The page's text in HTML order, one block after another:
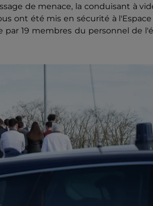
de menace, la conduisant à
ont été mis en sécurité à
par 19 membres du personnel de